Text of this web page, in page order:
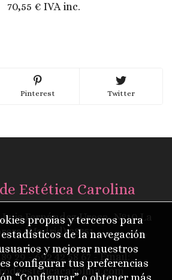
70,55 € IVA inc.
Pinterest Twitter
Estética Carolina
Fernández Urosa, Nº10 La
(Madrid) 28751
29
- 692 42 58 67 - Email:
propias y terceros para
de la navegación
y mejorar nuestros
configurar tus preferencias